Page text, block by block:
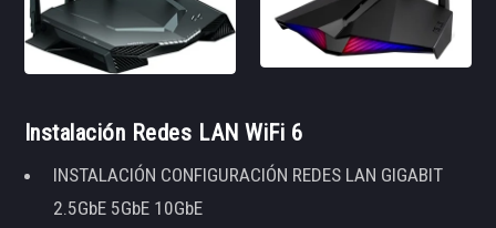
Instalación Redes LAN WiFi 6
INSTALACIÓN CONFIGURACIÓN REDES LAN GIGABIT
2.5GbE 5GbE 10GbE